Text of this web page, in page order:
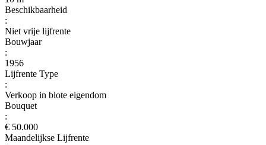
Beschikbaarheid
:
Niet vrije lijfrente
Bouwjaar
:
1956
Lijfrente Type
:
Verkoop in blote eigendom
Bouquet
:
€ 50.000
Maandelijkse Lijfrente